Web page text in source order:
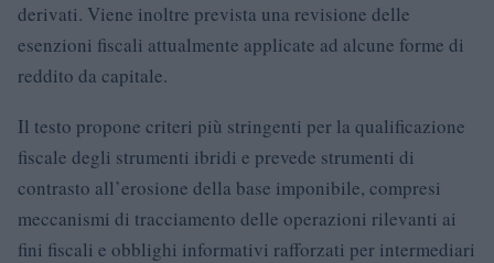
derivati. Viene inoltre prevista una revisione delle
esenzioni fiscali attualmente applicate ad alcune forme di
reddito da capitale.
Il testo propone criteri più stringenti per la qualificazione
fiscale degli strumenti ibridi e prevede strumenti di
contrasto all’erosione della base imponibile, compresi
meccanismi di tracciamento delle operazioni rilevanti ai
fini fiscali e obblighi informativi rafforzati per intermediari